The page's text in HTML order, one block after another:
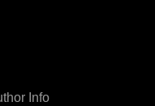
Info